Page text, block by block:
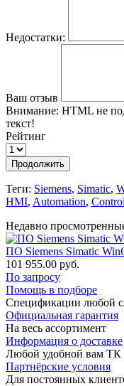
Недостатки:
Ваш отзыв
Внимание: HTML не
текст!
Рейтинг
Продолжить
Теги: Siemens, Simatic,
HMI, Automation, Control
Недавно
ПО Siemens Simatic
101 955.00 руб.
По запросу
Помощь в подборе
Спецификации любой
Официальная гарантия
На весь ассортимент
Информация о доставке
Любой удобной вам ТК
Партнёрские условия
Для постоянных